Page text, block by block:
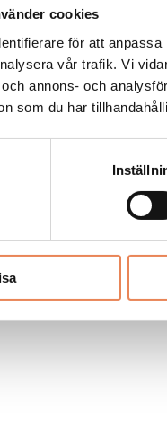
cookies
för att
vår trafik. Vi
annons- och
som du har
Allt